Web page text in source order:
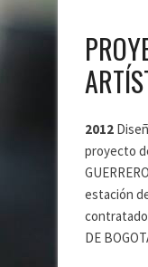
2012
proyecto
estación
contratado
DE